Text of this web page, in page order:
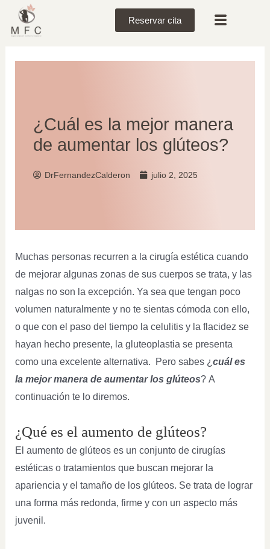
Reservar cita
¿Cuál es la mejor manera
de aumentar los glúteos?
DrFernandezCalderon julio 2, 2025
Muchas personas recurren a la cirugía estética cuando
de mejorar algunas zonas de sus cuerpos se trata, y las
nalgas no son la excepción. Ya sea que tengan poco
volumen naturalmente y no te sientas cómoda con ello,
o que con el paso del tiempo la celulitis y la flacidez se
hayan hecho presente, la gluteoplastia se presenta
como una excelente alternativa. Pero sabes ¿ cuál es
la mejor manera de aumentar los glúteos? A
continuación te lo diremos.
¿Qué es el aumento de glúteos?
El aumento de glúteos es un conjunto de cirugías
estéticas o tratamientos que buscan mejorar la
apariencia y el tamaño de los glúteos. Se trata de lograr
una forma más redonda, firme y con un aspecto más
juvenil.